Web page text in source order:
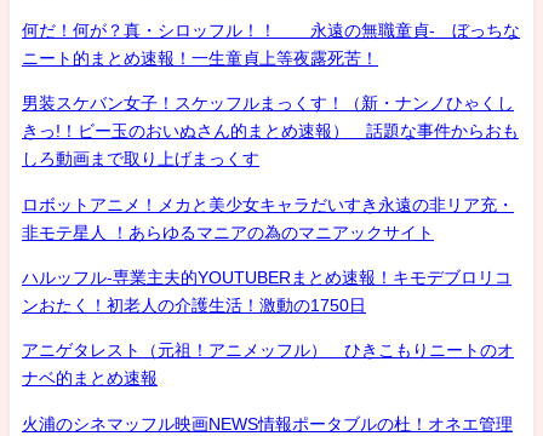
何だ！何が？真・シロッフル！！ 永遠の無職童貞- ぼっちな
ニート的まとめ速報！一生童貞上等夜露死苦！
男装スケバン女子！スケッフルまっくす！（新・ナンノひゃくし
きっ!！ビー玉のおいぬさん的まとめ速報） 話題な事件からおも
しろ動画まで取り上げまっくす
ロボットアニメ！メカと美少女キャラだいすき永遠の非リア充・
非モテ星人 ！あらゆるマニアの為のマニアックサイト
ハルッフル-専業主夫的YOUTUBERまとめ速報！キモデブロリコ
ンおたく！初老人の介護生活！激動の1750日
アニゲタレスト（元祖！アニメッフル） ひきこもりニートのオ
ナベ的まとめ速報
火浦のシネマッフル映画NEWS情報ポータブルの杜！オネエ管理